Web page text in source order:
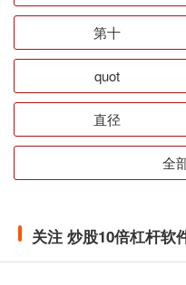
第十
quot
直径
全
关注 炒股10倍杠杆软